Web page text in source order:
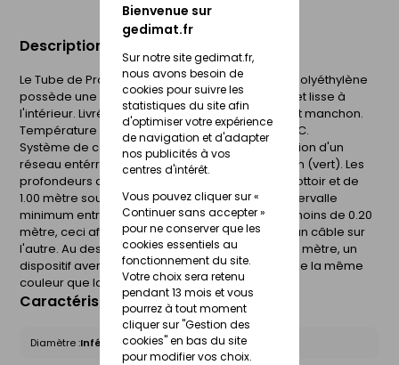
Bienvenue sur
gedimat.fr
Sur notre site gedimat.fr,
nous avons besoin de
cookies pour suivre les
statistiques du site afin
d'optimiser votre expérience
de navigation et d'adapter
nos publicités à vos
centres d'intérêt.
Vous pouvez cliquer sur «
Continuer sans accepter »
pour ne conserver que les
cookies essentiels au
fonctionnement du site.
Votre choix sera retenu
pendant 13 mois et vous
pourrez à tout moment
cliquer sur "Gestion des
cookies" en bas du site
pour modifier vos choix.
Description du produit
Le Tube de Protection des Câbles Interplast en polyéthylène
possède une double paroi, annelé à l'extérieur et lisse à
l'intérieur. Livré en couronnes avec fil de tirage et manchon.
Température minimum de mise en oeuvre : -15°C.
Système de conduit destiné à assurer la protection d'un
réseau entérré de câbles de télécommunication (vert). Les
profondeurs de pose sont de 0.70 mètre sous trottoir et de
1.00 mètre sous chaussée. Dans la tranchée, l'intervalle
minimum entre deux canalisations doit être au moins de 0.20
mètre, ceci afin d'éviter l'influence thermique d'un câble sur
l'autre. Au dessus de chaque canalisation à 0.20 mètre, un
dispositif avertisseur doit-être posé, il doit être de la même
couleur que la canalisation.
Caractéristiques du produit
Diamètre :Inférieur à 100mm